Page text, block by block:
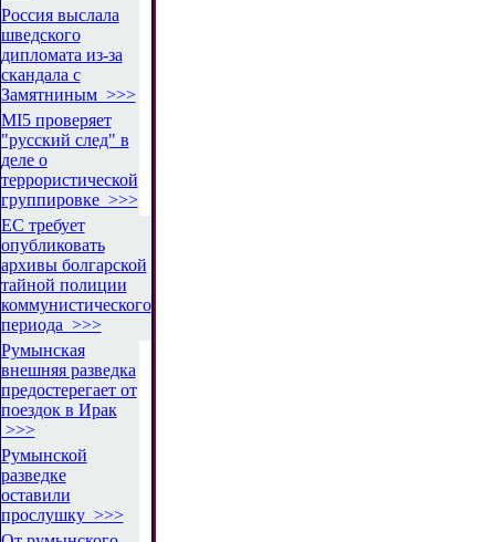
Россия выслала
шведского
дипломата из-за
скандала с
Замятниным >>>
MI5 проверяет
"русский след" в
деле о
террористической
группировке >>>
ЕС требует
опубликовать
архивы болгарской
тайной полиции
коммунистического
периода >>>
Румынская
внешняя разведка
предостерегает от
поездок в Ирак
>>>
Румынской
разведке
оставили
прослушку >>>